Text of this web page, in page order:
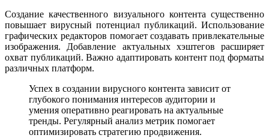
Создание качественного визуального контента существенно
повышает вирусный потенциал публикаций. Использование
графических редакторов помогает создавать привлекательные
изображения. Добавление актуальных хэштегов расширяет
охват публикаций. Важно адаптировать контент под форматы
различных платформ.
Успех в создании вирусного контента зависит от
глубокого понимания интересов аудитории и
умения оперативно реагировать на актуальные
тренды. Регулярный анализ метрик помогает
оптимизировать стратегию продвижения.